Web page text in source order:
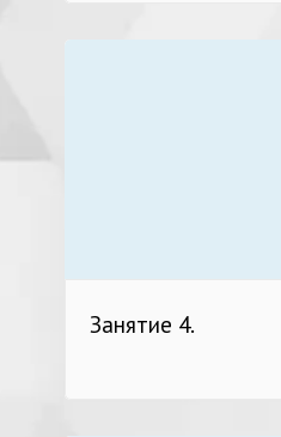
Занятие 4.